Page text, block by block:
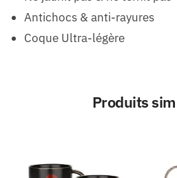
Antichocs & anti-rayures
Coque Ultra-légère
Produits